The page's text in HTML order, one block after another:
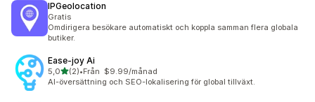
IPGeolocation
Gratis
Omdirigera besökare automatiskt och koppla samman flera globala
butiker.
Ease‑joy Ai
5,0av 5 stjärnor
(2)
2 recensioner totalt
•Från $9.99/månad
AI-översättning och SEO-lokalisering för global tillväxt.